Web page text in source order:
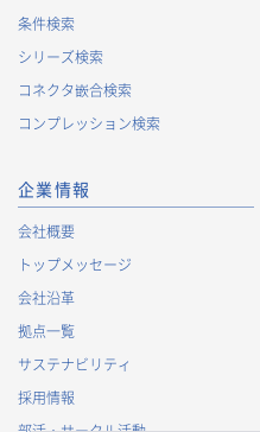
・
当社事業および取引に
・
官公庁・各種業界団体等
採用応募者に関する個人情報
・
採用選考のため
・
当社における採用業務
・
その他、法令の定め、
基づく命令・指導等に
退職者から取得した個人情報
条件検索
シリーズ検索
コネクタ嵌合検索
コンプレッション検索
企業情報
会社概要
トップメッセージ
会社沿革
拠点一覧
サステナビリティ
採用情報